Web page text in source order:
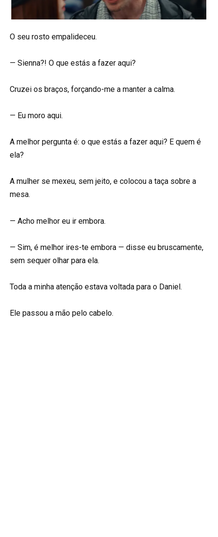
O seu rosto empalideceu.
— Sienna?! O que estás a fazer aqui?
Cruzei os braços, forçando-me a manter a calma.
— Eu moro aqui.
A melhor pergunta é: o que estás a fazer aqui? E quem é
ela?
A mulher se mexeu, sem jeito, e colocou a taça sobre a
mesa.
— Acho melhor eu ir embora.
— Sim, é melhor ires-te embora — disse eu bruscamente,
sem sequer olhar para ela.
Toda a minha atenção estava voltada para o Daniel.
Ele passou a mão pelo cabelo.